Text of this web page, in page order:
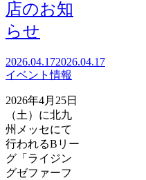
店のお知
らせ
2026.04.172026.04.17
イベント情報
2026年4月25日
（土）に北九
州メッセにて
行われるBリー
グ「ライジン
グゼファーフ